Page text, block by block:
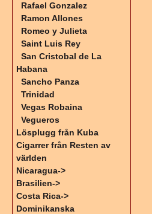
Rafael Gonzalez
Ramon Allones
Romeo y Julieta
Saint Luis Rey
San Cristobal de La
Habana
Sancho Panza
Trinidad
Vegas Robaina
Vegueros
Lösplugg från Kuba
Cigarrer från Resten av
världen
Nicaragua->
Brasilien->
Costa Rica->
Dominikanska